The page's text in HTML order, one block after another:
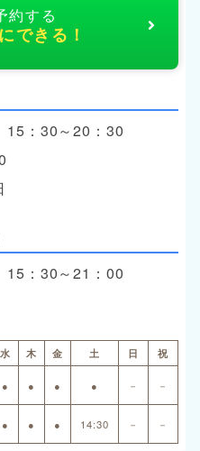
約する
できる！
：30～20：30
：30～21：00
水 木 金 土 日 祝
● ● ● ● － －
● ● ● 14:30 － －